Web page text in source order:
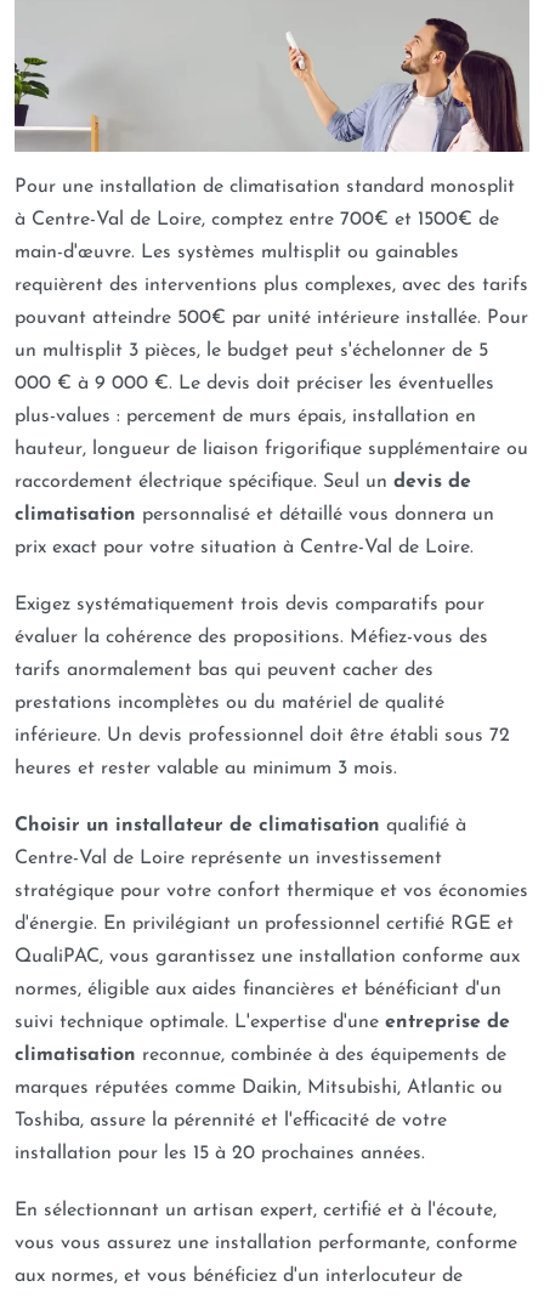
Pour une installation de climatisation standard monosplit
à Centre-Val de Loire, comptez entre 700€ et 1500€ de
main-d'œuvre. Les systèmes multisplit ou gainables
requièrent des interventions plus complexes, avec des tarifs
pouvant atteindre 500€ par unité intérieure installée. Pour
un multisplit 3 pièces, le budget peut s'échelonner de 5
000 € à 9 000 €. Le devis doit préciser les éventuelles
plus-values : percement de murs épais, installation en
hauteur, longueur de liaison frigorifique supplémentaire ou
raccordement électrique spécifique. Seul un devis de
climatisation personnalisé et détaillé vous donnera un
prix exact pour votre situation à Centre-Val de Loire.
Exigez systématiquement trois devis comparatifs pour
évaluer la cohérence des propositions. Méfiez-vous des
tarifs anormalement bas qui peuvent cacher des
prestations incomplètes ou du matériel de qualité
inférieure. Un devis professionnel doit être établi sous 72
heures et rester valable au minimum 3 mois.
Choisir un installateur de climatisation qualifié à
Centre-Val de Loire représente un investissement
stratégique pour votre confort thermique et vos économies
d'énergie. En privilégiant un professionnel certifié RGE et
QualiPAC, vous garantissez une installation conforme aux
normes, éligible aux aides financières et bénéficiant d'un
suivi technique optimale. L'expertise d'une entreprise de
climatisation reconnue, combinée à des équipements de
marques réputées comme Daikin, Mitsubishi, Atlantic ou
Toshiba, assure la pérennité et l'efficacité de votre
installation pour les 15 à 20 prochaines années.
En sélectionnant un artisan expert, certifié et à l'écoute,
vous vous assurez une installation performante, conforme
aux normes, et vous bénéficiez d'un interlocuteur de